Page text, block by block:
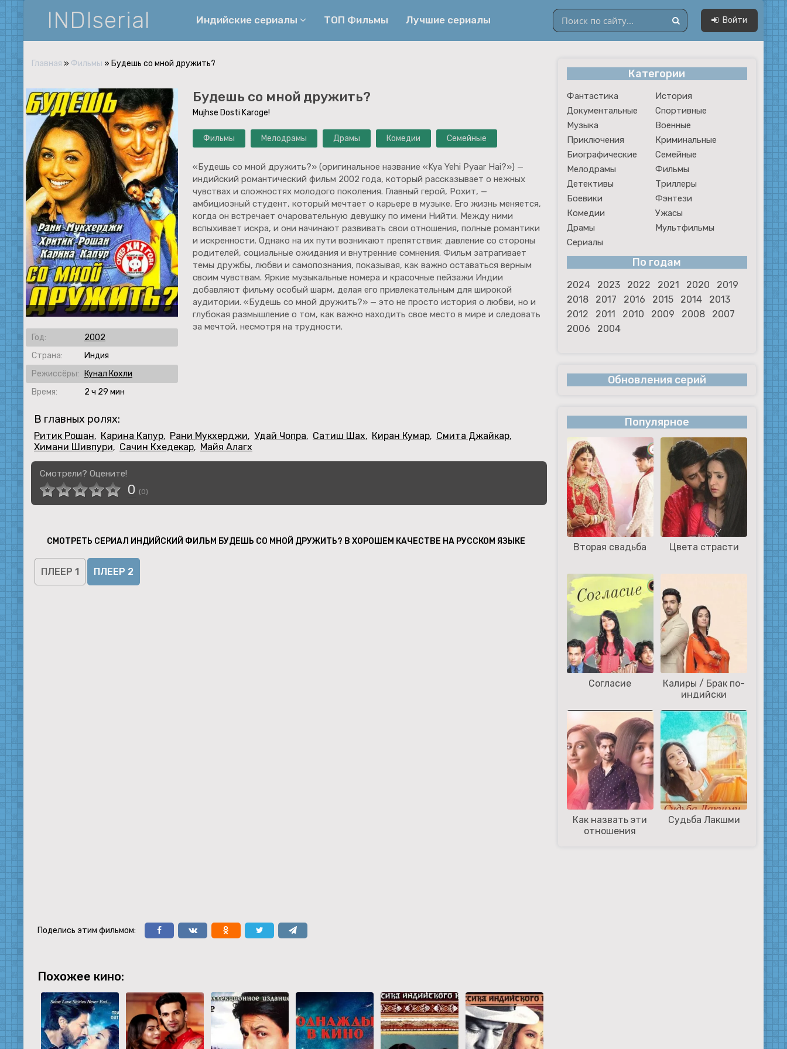
INDIserial Индийские сериалы
История
Документальные
Спортивные
Музыка
Военные
Криминальные
Семейные
Мелодрамы
Фильмы
Фэнтези
Комедии
Ужасы
Мультфильмы
Сериалы
ТОП Фильмы Лучшие сериалы Войти
Главная » Фильмы » Будешь со мной дружить?
Будешь со мной дружить?
Mujhse Dosti Karoge!
Фильмы Мелодрамы Драмы Комедии Семейные
«Будешь со мной дружить?» (оригинальное название «Kya Yehi Pyaar Hai?») —
индийский романтический фильм 2002 года, который рассказывает о нежных
чувствах и сложностях молодого поколения. Главный герой, Рохит, —
амбициозный студент, который мечтает о карьере в музыке. Его жизнь меняется,
когда он встречает очаровательную девушку по имени Нийти. Между ними
вспыхивает искра, и они начинают развивать свои отношения, полные романтики
и искренности. Однако на их пути возникают препятствия: давление со стороны
родителей, социальные ожидания и внутренние сомнения. Фильм затрагивает
темы дружбы, любви и самопознания, показывая, как важно оставаться верным
своим чувствам. Яркие музыкальные номера и красочные пейзажи Индии
добавляют фильму особый шарм, делая его привлекательным для широкой
аудитории. «Будешь со мной дружить?» — это не просто история о любви, но и
глубокая размышление о том, как важно находить свое место в мире и следовать
за мечтой, несмотря на трудности.
Год:
2002
Страна:
Индия
Режиссёры:
Кунал Кохли
Время:
2 ч 29 мин
В главных ролях:
Ритик Рошан, Карина Капур, Рани Мукхерджи, Удай Чопра, Сатиш Шах, Киран Кумар, Смита Джайкар,
Химани Шивпури, Сачин Кхедекар, Майя Алагх
Смотрели? Оцените!
0 (0)
СМОТРЕТЬ СЕРИАЛ ИНДИЙСКИЙ ФИЛЬМ БУДЕШЬ СО МНОЙ ДРУЖИТЬ? В ХОРОШЕМ КАЧЕСТВЕ НА РУССКОМ ЯЗЫКЕ
ПЛЕЕР 1 ПЛЕЕР 2
Поделись этим фильмом:
Похожее кино:
Категории
Фантастика
История
Документальные
Спортивные
Музыка
Военные
Приключения
Криминальные
Биографические
Семейные
Мелодрамы
Фильмы
Детективы
Триллеры
Боевики
Фэнтези
Комедии
Ужасы
Драмы
Мультфильмы
Сериалы
По годам
2024 2023 2022 2021 2020
2019
2018
2017 2016 2015 2014
2013
2012
2011 2010 2009 2008
2007
2006
2004
Обновления серий
Популярное
Вторая свадьба Цвета страсти
Согласие
Калиры / Брак по-
индийски
Как назвать эти
отношения
Судьба Лакшми